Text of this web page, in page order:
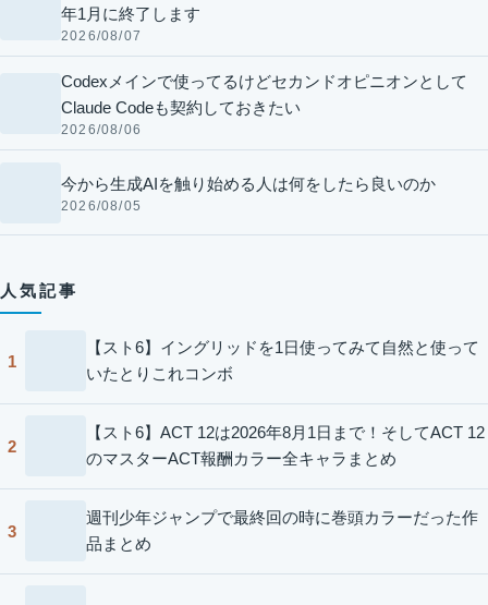
年1月に終了します
2026/08/07
Codexメインで使ってるけどセカンドオピニオンとして
Claude Codeも契約しておきたい
2026/08/06
今から生成AIを触り始める人は何をしたら良いのか
2026/08/05
人気記事
1
【スト6】イングリッドを1日使ってみて自然と使って
いたとりこれコンボ
2
【スト6】ACT 12は2026年8月1日まで！そしてACT 12
のマスターACT報酬カラー全キャラまとめ
3
週刊少年ジャンプで最終回の時に巻頭カラーだった作
品まとめ